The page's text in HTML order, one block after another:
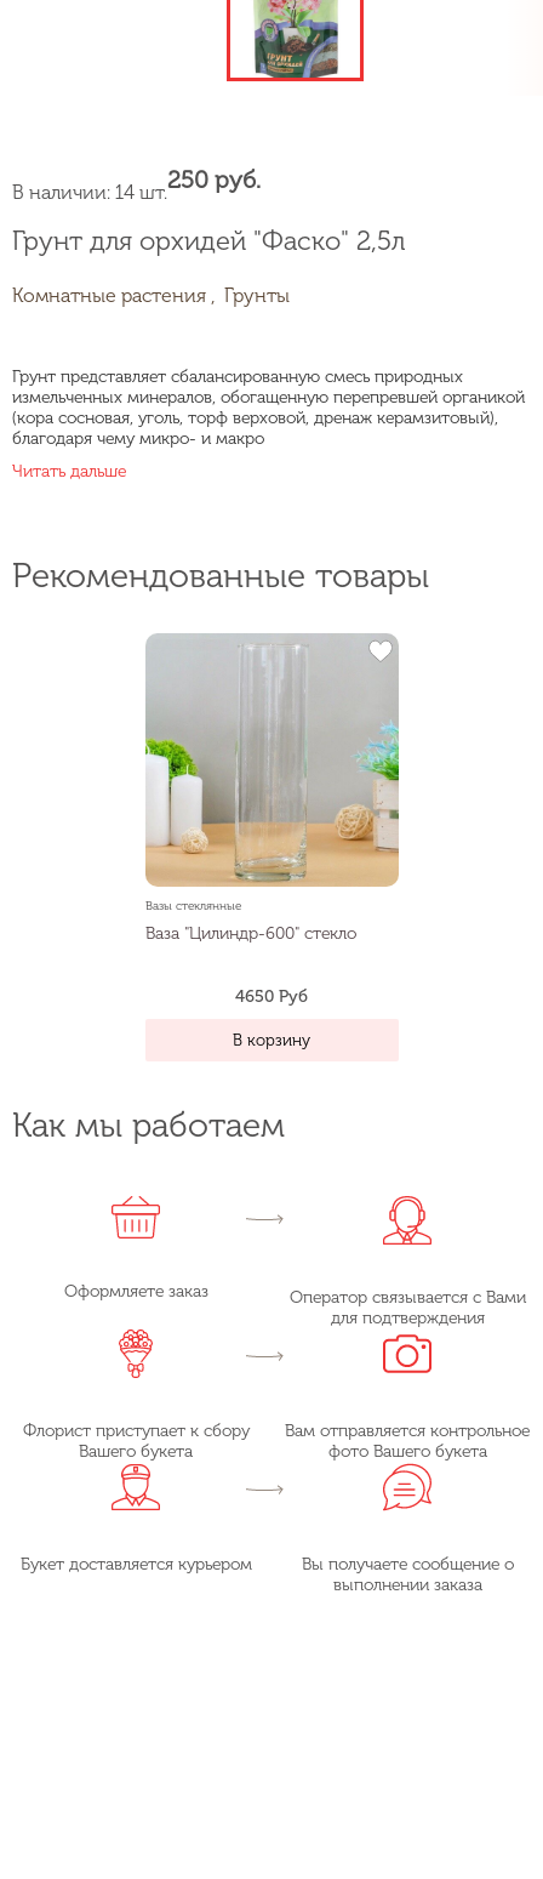
Грунт для орхидей "Фаско" 2,5л
Комнатные растения , Грунты
Грунт представляет сбалансированную смесь природных
измельченных минералов, обогащенную перепревшей органикой
(кора сосновая, уголь, торф верховой, дренаж керамзитовый),
благодаря чему микро- и макро
Читать дальше
В наличии: 14 шт.250 руб.
Рекомендованные товары
Вазы стеклянные
Ваза "Цилиндр-600" стекло
4650 Руб
В корзину
Как мы работаем
Оформляете заказ
Оператор связывается с Вами
для подтверждения
Флорист приступает к сбору
Вашего букета
Вам отправляется контрольное
фото Вашего букета
Букет доставляется курьером
Вы получаете сообщение о
выполнении заказа